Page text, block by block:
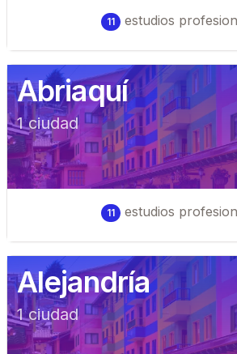
11 estudios
Abriaquí
1ciudad
11 estudios
Alejandría
1ciudad